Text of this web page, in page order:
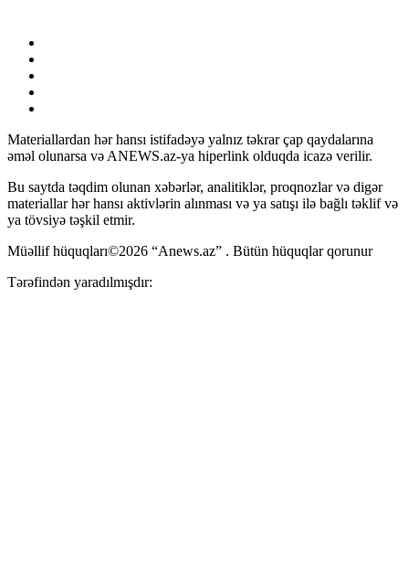
Materiallardan hər hansı istifadəyə yalnız təkrar çap qaydalarına
əməl olunarsa və ANEWS.az-ya hiperlink olduqda icazə verilir.
Bu saytda təqdim olunan xəbərlər, analitiklər, proqnozlar və digər
materiallar hər hansı aktivlərin alınması və ya satışı ilə bağlı təklif və
ya tövsiyə təşkil etmir.
Müəllif hüquqları©2026 “Anews.az” . Bütün hüquqlar qorunur
Tərəfindən yaradılmışdır: